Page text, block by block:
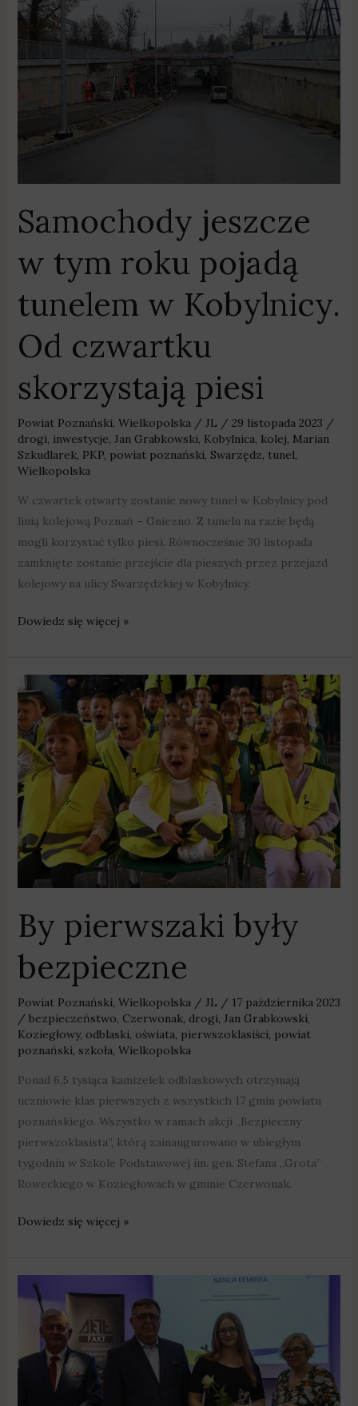
Samochody jeszcze
w tym roku pojadą
tunelem w Kobylnicy.
Od czwartku
skorzystają piesi
Powiat Poznański, Wielkopolska/ JL / 29 listopada 2023 /
drogi, inwestycje, Jan Grabkowski, Kobylnica, kolej, Marian
Szkudlarek, PKP, powiat poznański, Swarzędz, tunel,
Wielkopolska
W czwartek otwarty zostanie nowy tunel w Kobylnicy pod
linią kolejową Poznań – Gniezno. Z tunelu na razie będą
mogli korzystać tylko piesi. Równocześnie 30 listopada
zamknięte zostanie przejście dla pieszych przez przejazd
kolejowy na ulicy Swarzędzkiej w Kobylnicy.
tym
roku
tunelem
Od
Dowiedz się więcej »
By pierwszaki były
bezpieczne
Powiat Poznański, Wielkopolska/ JL / 17 października 2023
/ bezpieczeństwo, Czerwonak, drogi, Jan Grabkowski,
Koziegłowy, odblaski, oświata, pierwszoklasiści, powiat
poznański, szkoła, Wielkopolska
Ponad 6,5 tysiąca kamizelek odblaskowych otrzymają
uczniowie klas pierwszych z wszystkich 17 gmin powiatu
poznańskiego. Wszystko w ramach akcji „Bezpieczny
pierwszoklasista”, którą zainaugurowano w ubiegłym
tygodniu w Szkole Podstawowej im. gen. Stefana „Grota”
Roweckiego w Koziegłowach w gminie Czerwonak.
pierwszaki
były
bezpieczne
Dowiedz się więcej »
Dają
innym
cząstkę
siebie
–
uhonorowano